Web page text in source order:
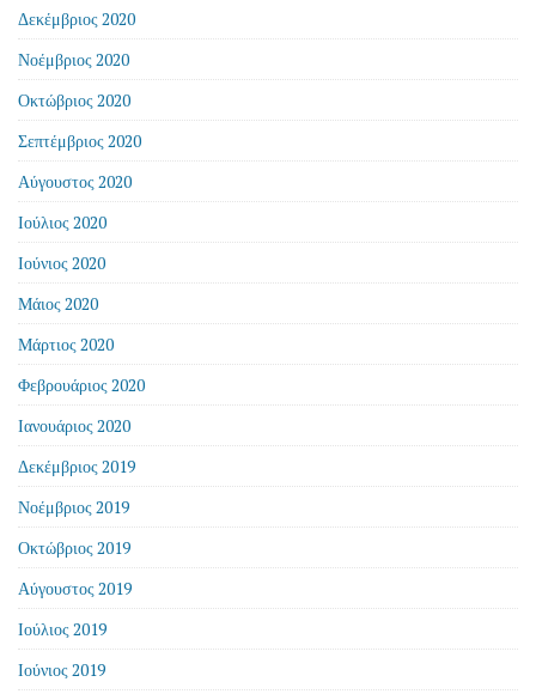
Δεκέμβριος 2020
Νοέμβριος 2020
Οκτώβριος 2020
Σεπτέμβριος 2020
Αύγουστος 2020
Ιούλιος 2020
Ιούνιος 2020
Μάιος 2020
Μάρτιος 2020
Φεβρουάριος 2020
Ιανουάριος 2020
Δεκέμβριος 2019
Νοέμβριος 2019
Οκτώβριος 2019
Αύγουστος 2019
Ιούλιος 2019
Ιούνιος 2019